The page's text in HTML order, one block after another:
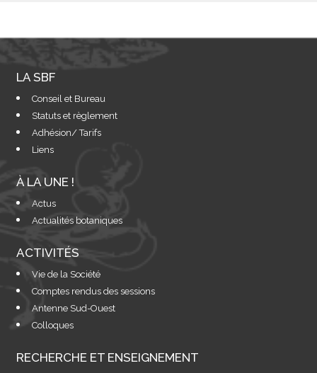
LA SBF
Conseil et Bureau
Statuts et règlement
Adhésion/ Tarifs
Liens
À LA UNE !
Actus
Actualités botaniques
ACTIVITÉS
Vie de la Société
Comptes rendus des sessions
Antenne Sud-Ouest
Colloques
RECHERCHE ET ENSEIGNEMENT